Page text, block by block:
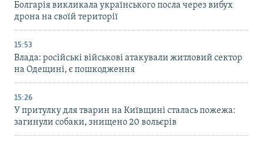
Болгарія викликала українського посла через вибух
дрона на своїй території
15:53
Влада: російські військові атакували житловий сектор
на Одещині, є пошкодження
15:26
У притулку для тварин на Київщині сталась пожежа:
загинули собаки, знищено 20 вольєрів